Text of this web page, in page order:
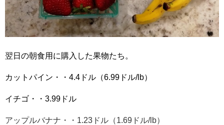
翌日の朝食用に購入した果物たち。
カットパイン・・4.4ドル（6.99ドル/lb）
イチゴ・・3.99ドル
アップルバナナ・・1.23ドル（1.69ドル/lb）